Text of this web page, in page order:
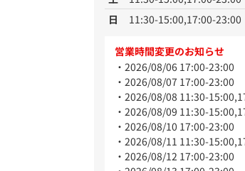
日
11:30-15:00,17:00-23:00
営業時間変更のお知らせ
2026/08/06 17:00-23:00
2026/08/07 17:00-23:00
2026/08/08 11:30-
2026/08/09 11:30-
2026/08/10 17:00-23:00
2026/08/11 11:30-
2026/08/12 17:00-23:00